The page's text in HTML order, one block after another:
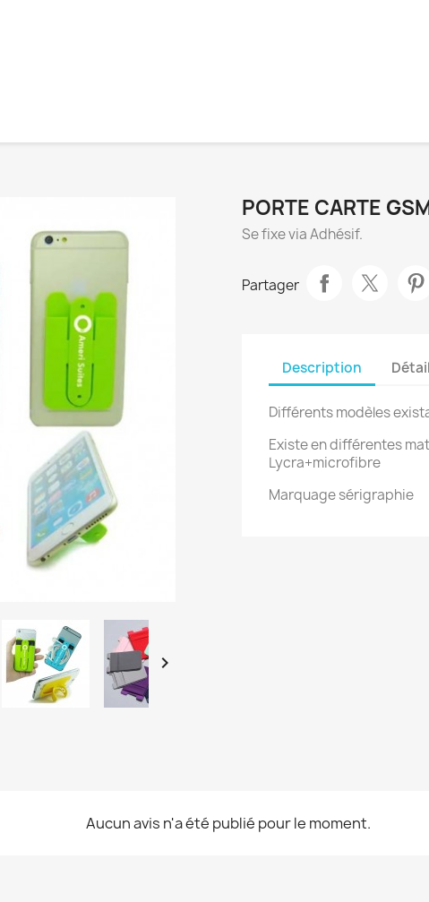

PORTE CARTE
Se fixe via Adhésif.
Partager
Description
Différents modèles
Existe en différentes
Lycra+microfibre
Marquage sérigraphie
Aucun avis n'a été publié pour le moment.